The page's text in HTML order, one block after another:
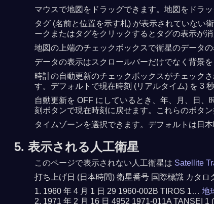
マウスで地図をドラッグできます。地図をドラ
タグ (名前と位置を示す札) が表示されていない
ークまたはタグをクリックするとタグの表示が消
地図の上端のチェックボックスで衛星のデータ
データの表示はスクロールバーだけでなく背景
時計の自動更新のチェックボックスがチェック
す。デフォルトで現在時刻 (リアルタイム) を 3
自動更新を OFF にしているとき、年、月、日
刻ボタンで現在時刻に戻せます。これらのボタ
タイムゾーンを選択できます。デフォルトは日本
5. 表示される人工衛星
このページで表示されない人工衛星は Satellite
打ち上げ日 (日本時間) 衛星番号 国際標識 カタ
1960 年 4 月 1 日 29 1960-002B TIROS 1… 地
1971 年 2 月 16 日 4952 1971-011A TANSEI 1